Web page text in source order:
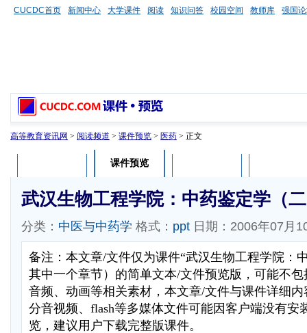
CUCDC首页 新闻中心 大学课件 阅读 知识问答 校园空间 教师库 强国
高等教育资讯网 > 阅读频道 > 课件预览 > 医药 > 正文
课件预览
武汉生物工程学院：中药鉴定学（
分类： 中医与中药学 格式： ppt 日期：2006年07月
备注：本文章/文件仅为课件“武汉生物工程学院：
其中一个章节）的简单文本/文件预览版，可能不
音频、动画等相关素材，本文章/文件与课件详细
分音视频、flash等多媒体文件可能因客户端没有安
览，建议用户下载完整版课件。